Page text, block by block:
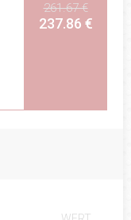
261.67 €
237.86 €